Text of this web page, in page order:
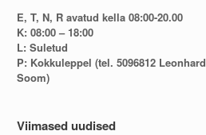
E, T, N, R avatud kella 08:00-20.00
K: 08:00 – 18:00
L: Suletud
P: Kokkuleppel (tel. 5096812 Leonhard
Soom)
Viimased uudised